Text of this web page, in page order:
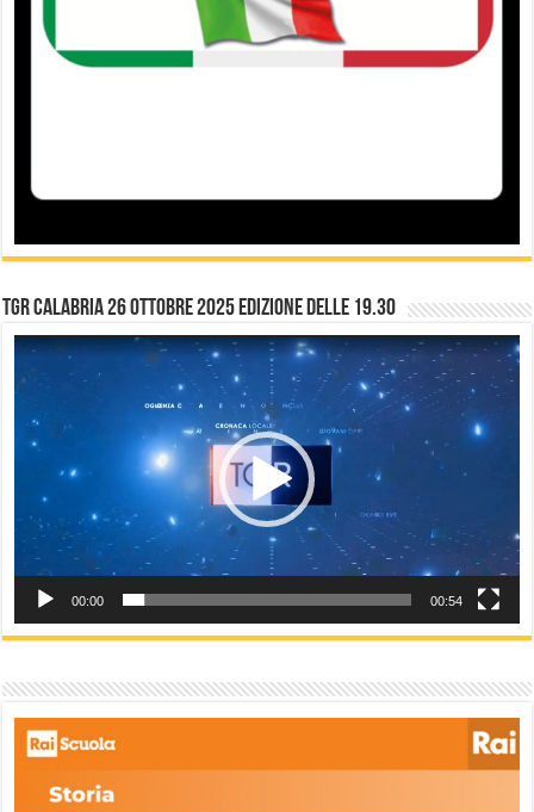
TGR Calabria 26 Ottobre 2025 edizione delle 19.30
Video
00:00 00:54